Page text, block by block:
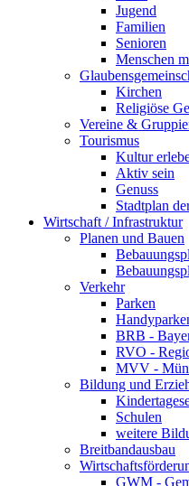
Jugend
Familien
Senioren
Menschen
Kirchen
Religiöse
Vereine &
Tourismus
Kultur
Aktiv sein
Genuss
Stadtplan
Wirtschaft / Infrastruktur
Planen und Bauen
Verkehr
Parken
BRB -
RVO -
MVV -
Bildung und
Schulen
weitere
Breitbandausbau
GWM -